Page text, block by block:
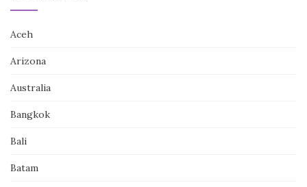
Aceh
Arizona
Australia
Bangkok
Bali
Batam